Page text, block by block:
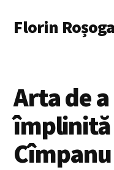
main
menu
Florin Roșoga
Arta de
împlinită
Cîmpanu